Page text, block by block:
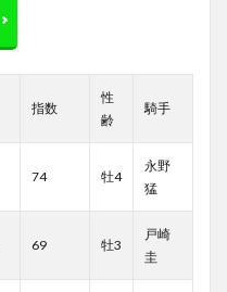
指数
性
齢
騎手
74 牡4
永野
猛
69 牡3
戸崎
圭